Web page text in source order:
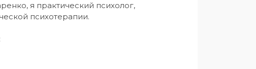
я практический психолог,
психотерапии.